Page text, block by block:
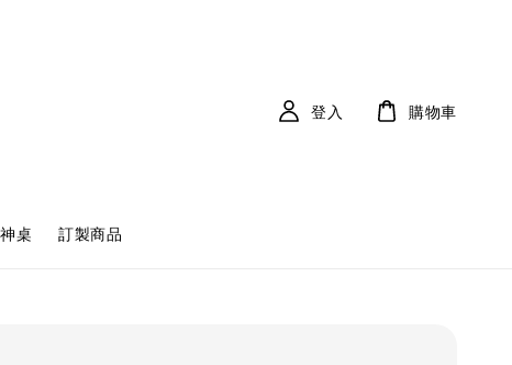
神桌 訂製商品
登入 購物車